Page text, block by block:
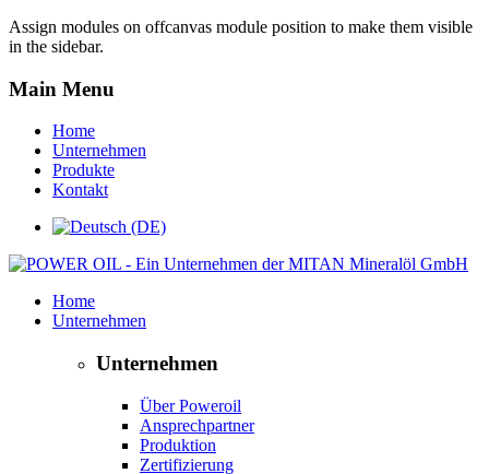
Assign modules on offcanvas module position to make them visible
in the sidebar.
Main Menu
Home
Unternehmen
Produkte
Kontakt
Home
Unternehmen
Unternehmen
Über Poweroil
Ansprechpartner
Produktion
Zertifizierung